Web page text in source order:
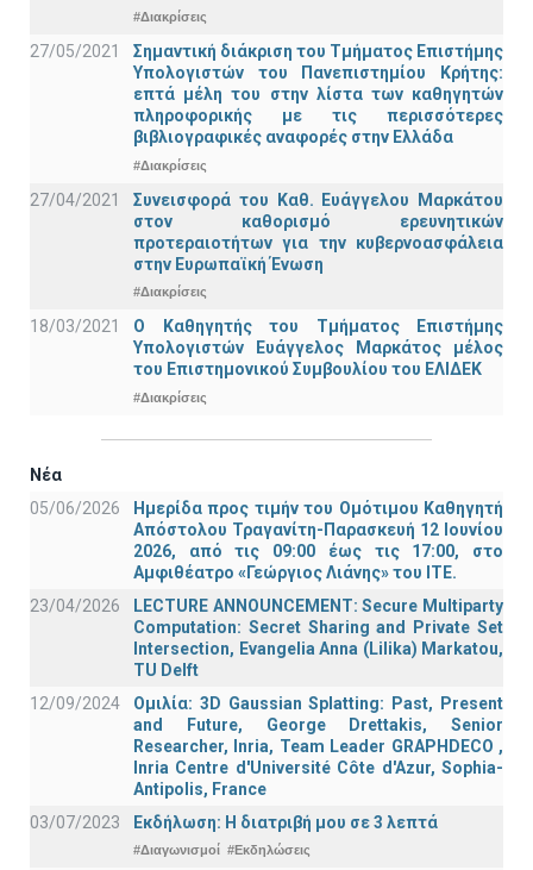
#Διακρίσεις
27/05/2021
Σημαντική διάκριση του Τμήματος Επιστήμης
Υπολογιστών του Πανεπιστημίου Κρήτης:
επτά μέλη του στην λίστα των καθηγητών
πληροφορικής με τις περισσότερες
βιβλιογραφικές αναφορές στην Ελλάδα
#Διακρίσεις
27/04/2021
Συνεισφορά του Καθ. Ευάγγελου Μαρκάτου
στον καθορισμό ερευνητικών
προτεραιοτήτων για την κυβερνοασφάλεια
στην Ευρωπαϊκή Ένωση
#Διακρίσεις
18/03/2021
Ο Καθηγητής του Τμήματος Επιστήμης
Υπολογιστών Ευάγγελος Μαρκάτος μέλος
του Επιστημονικού Συμβουλίου του ΕΛΙΔΕΚ
#Διακρίσεις
Νέα
05/06/2026
Ημερίδα προς τιμήν του Ομότιμου Καθηγητή
Απόστολου Τραγανίτη-Παρασκευή 12 Ιουνίου
2026, από τις 09:00 έως τις 17:00, στο
Αμφιθέατρο «Γεώργιος Λιάνης» του ΙΤΕ.
23/04/2026
LECTURE ANNOUNCEMENT: Secure Multiparty
Computation: Secret Sharing and Private Set
Intersection, Evangelia Anna (Lilika) Markatou,
TU Delft
12/09/2024
Ομιλία: 3D Gaussian Splatting: Past, Present
and Future, George Drettakis, Senior
Researcher, Inria, Team Leader GRAPHDECO ,
Inria Centre d'Université Côte d'Azur, Sophia-
Antipolis, France
03/07/2023
Εκδήλωση: Η διατριβή μου σε 3 λεπτά
#Διαγωνισμοί #Εκδηλώσεις